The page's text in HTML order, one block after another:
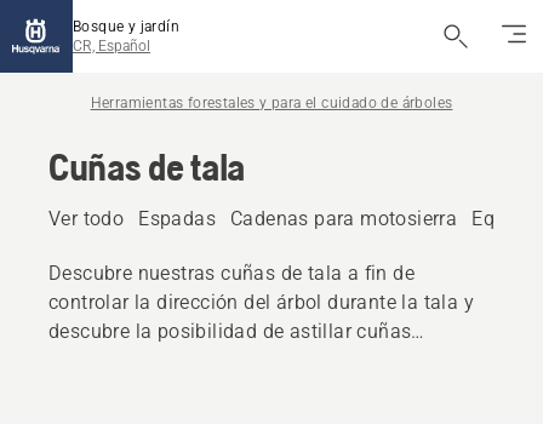
Bosque y jardín
CR, Español
Herramientas forestales y para el cuidado de árboles
Cuñas de tala
Ver todo Espadas Cadenas para motosierra
Descubre nuestras cuñas de tala a fin de
controlar la dirección del árbol durante la tala y
descubre la posibilidad de astillar cuñas